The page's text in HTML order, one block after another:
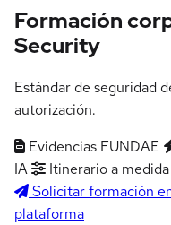
Formación
Security
Estándar de seguridad
autorización.
Evidencias FUNDAE
IA
Itinerario a medida
Solicitar formación
plataforma